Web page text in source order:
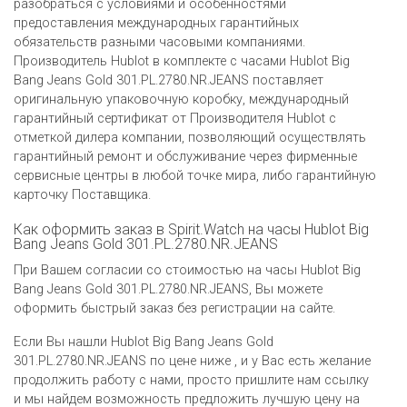
разобраться с условиями и особенностями
предоставления международных гарантийных
обязательств разными часовыми компаниями.
Производитель Hublot в комплекте с часами Hublot Big
Bang Jeans Gold 301.PL.2780.NR.JEANS поставляет
оригинальную упаковочную коробку, международный
гарантийный сертификат от Производителя Hublot c
отметкой дилера компании, позволяющий осуществлять
гарантийный ремонт и обслуживание через фирменные
сервисные центры в любой точке мира, либо гарантийную
карточку Поставщика.
Как оформить заказ в Spirit.Watch на часы Hublot Big
Bang Jeans Gold 301.PL.2780.NR.JEANS
При Вашем согласии со стоимостью на часы Hublot Big
Bang Jeans Gold 301.PL.2780.NR.JEANS, Вы можете
оформить быстрый заказ без регистрации на сайте.
Если Вы нашли Hublot Big Bang Jeans Gold
301.PL.2780.NR.JEANS по цене ниже , и у Вас есть желание
продолжить работу с нами, просто пришлите нам ссылку
и мы найдем возможность предложить лучшую цену на